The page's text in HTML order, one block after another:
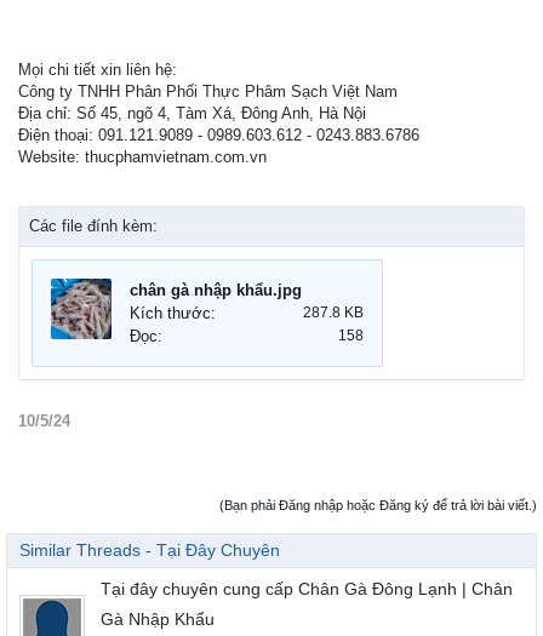
Mọi chi tiết xin liên hệ:
Công ty TNHH Phân Phối Thực Phâm Sạch Việt Nam
Địa chỉ: Số 45, ngõ 4, Tàm Xá, Đông Anh, Hà Nội
Điện thoại: 091.121.9089 - 0989.603.612 - 0243.883.6786
Website: thucphamvietnam.com.vn
Các file đính kèm:
chân gà nhập khẩu.jpg
Kích thước:
287.8 KB
Đọc: 158
10/5/24
(Bạn phải Đăng nhập hoặc Đăng ký để trả lời bài viết.)
Similar Threads - Tại Đây Chuyên
Tại đây chuyên cung cấp Chân Gà Đông Lạnh | Chân
Gà Nhập Khẩu